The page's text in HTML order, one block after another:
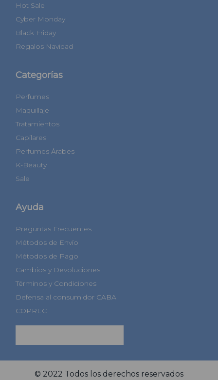
Hot Sale
Cyber Monday
Black Friday
Regalos Navidad
Categorías
Perfumes
Maquillaje
Tratamientos
Capilares
Perfumes Árabes
K-Beauty
Sale
Ayuda
Preguntas Frecuentes
Métodos de Envío
Métodos de Pago
Cambios y Devoluciones
Términos y Condiciones
Defensa al consumidor CABA
COPREC
© 2022 Todos los derechos reservados